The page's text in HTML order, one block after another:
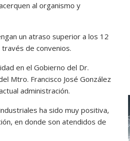
al organismo y
un atraso superior a los 12
de convenios.
en el Gobierno del Dr.
Mtro. Francisco José González
administración.
ha sido muy positiva,
en donde son atendidos de